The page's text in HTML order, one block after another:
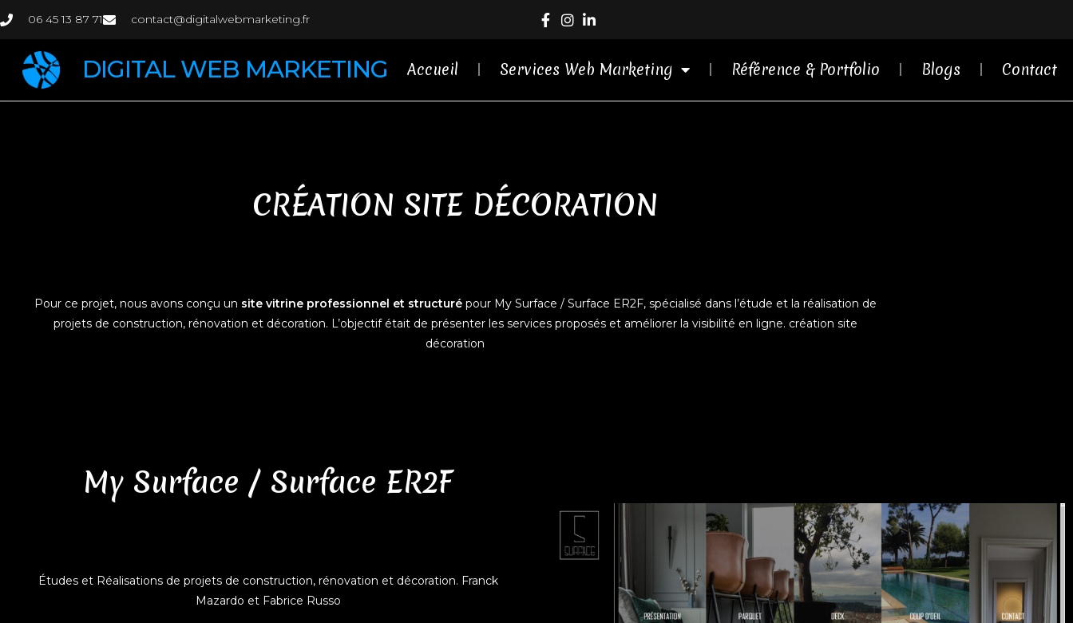
06 45 13 87 71 contact@digitalwebmarketing.fr
DIGITAL WEB MARKETING Accueil Services Web Marketing Référence & Portfolio Blogs Contact
CRÉATION SITE DÉCORATION
Pour ce projet, nous avons conçu un site vitrine professionnel et structurépour My Surface / Surface ER2F, spécialisé dans l’étude et la réalisation de
projets de construction, rénovation et décoration. L’objectif était de présenter les services proposés et améliorer la visibilité en ligne. création site
décoration
My Surface / Surface ER2F
Études et Réalisations de projets de construction, rénovation et décoration. Franck
Mazardo et Fabrice Russo